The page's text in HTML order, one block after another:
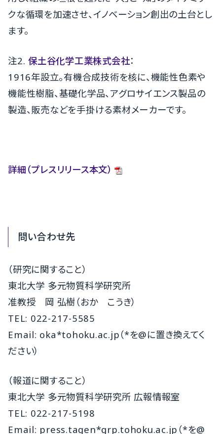
クな循環を加速させ、イノベーション創出の土台とし
ます。
注2.保土谷化学工業株式会社：
1916年設立。有機合成技術を核に、機能性色素や
機能性樹脂、基礎化学品、アグロサイエンス製品の
製造、販売などを手掛ける素材メーカーです。
詳細（プレスリリース本文）
問い合わせ先
（研究に関すること）
東北大学 多元物質科学研究所
准教授 岡 弘樹（おか こうき）
TEL: 022-217-5585
Email: oka*tohoku.ac.jp（*を@に置き換えてく
ださい）
（報道に関すること）
東北大学 多元物質科学研究所 広報情報室
TEL: 022-217-5198
Email: press.tagen*grp.tohoku.ac.jp（*を@